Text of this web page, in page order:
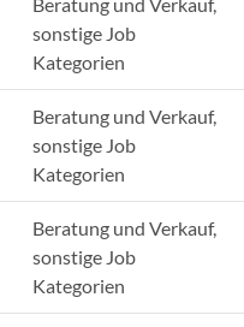
sonstige Job
Kategorien
Beratung und Verkauf,
sonstige Job
Kategorien
Beratung und Verkauf,
sonstige Job
Kategorien